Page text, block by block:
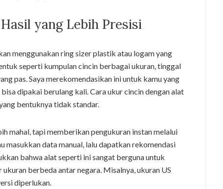
yang Lebih Presisi
menggunakan ring sizer plastik atau logam yang
seperti kumpulan cincin berbagai ukuran, tinggal
pas. Saya merekomendasikan ini untuk kamu yang
dipakai berulang kali. Cara ukur cincin dengan alat
bentuknya tidak standar.
mahal, tapi memberikan pengukuran instan melalui
masukkan data manual, lalu dapatkan rekomendasi
bahwa alat seperti ini sangat berguna untuk
berbeda antar negara. Misalnya, ukuran US
diperlukan.